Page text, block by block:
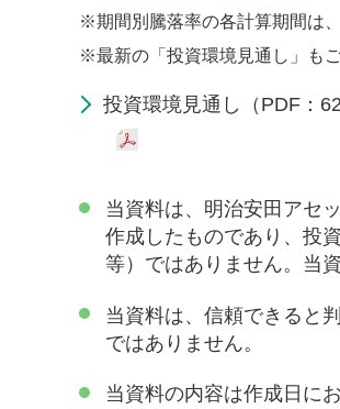
※期間別騰落率の各計算期間は
※最新の「投資環境見通し」も
投資環境見通し（PDF：
当資料は、明治安田アセ
作成したものであり、投
等）ではありません。当
当資料は、信頼できると
ではありません。
当資料の内容は作成日に